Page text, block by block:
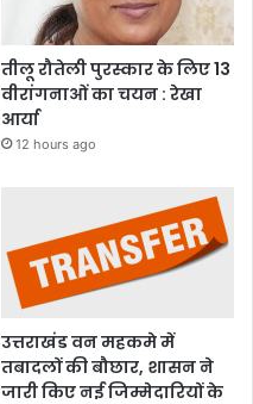
तीलू रौतेली पुरस्कार के लिए 13
वीरांगनाओं का चयन : रेखा
आर्या
12 hours ago
उत्तराखंड वन महकमे में
तबादलों की बौछार, शासन ने
जारी किए नई जिम्मेदारियों के